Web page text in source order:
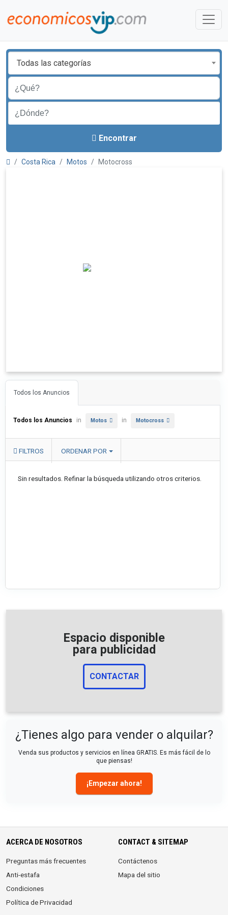
Todas las categorías
Encontrar
Costa Rica Motos Motocross
Todos los Anuncios
Todos los Anuncios in Motos in Motocross
FILTROS ORDENAR POR
Sin resultados. Refinar la búsqueda utilizando otros criterios.
Espacio disponible
para publicidad
CONTACTAR
¿Tienes algo para vender o alquilar?
Venda sus productos y servicios en línea GRATIS. Es más fácil de lo
que piensas!
¡Empezar ahora!
ACERCA DE NOSOTROS
Preguntas más frecuentes
Anti-estafa
Condiciones
Política de Privacidad
CONTACT & SITEMAP
Contáctenos
Mapa del sitio